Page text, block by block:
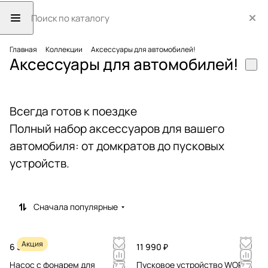
Главная Коллекции Аксессуары для автомобилей!
Аксессуары для автомобилей!
Всегда готов к поездке
Полный набор аксессуаров для вашего
автомобиля: от домкратов до пусковых
устройств.
Сначала популярные
Акция
6 590 ₽
Насос с фонарем для
11 990 ₽
Пусковое устройство WORX